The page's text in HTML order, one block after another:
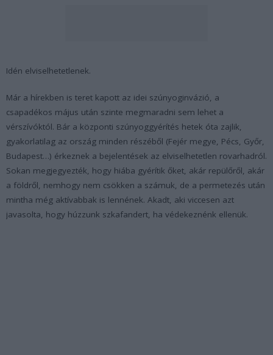
Idén elviselhetetlenek.
Már a hírekben is teret kapott az idei szúnyoginvázió, a
csapadékos május után szinte megmaradni sem lehet a
vérszívóktól. Bár a központi szúnyoggyérítés hetek óta zajlik,
gyakorlatilag az ország minden részéből (Fejér megye, Pécs, Győr,
Budapest…) érkeznek a bejelentések az elviselhetetlen rovarhadról.
Sokan megjegyezték, hogy hiába gyérítik őket, akár repülőről, akár
a földről, nemhogy nem csökken a számuk, de a permetezés után
mintha még aktívabbak is lennének. Akadt, aki viccesen azt
javasolta, hogy húzzunk szkafandert, ha védekeznénk ellenük.